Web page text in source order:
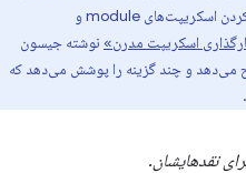
شده است که برخی مرورگرها هنگام مشخص کردن اسکریپت‌های module و
اسکریپت مدرن»نوشته جیسون
و چند گزینه را پوشش می‌دهد که